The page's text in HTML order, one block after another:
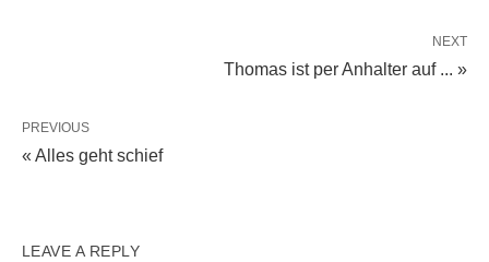
NEXT
Thomas ist per Anhalter auf ... »
PREVIOUS
« Alles geht schief
LEAVE A REPLY